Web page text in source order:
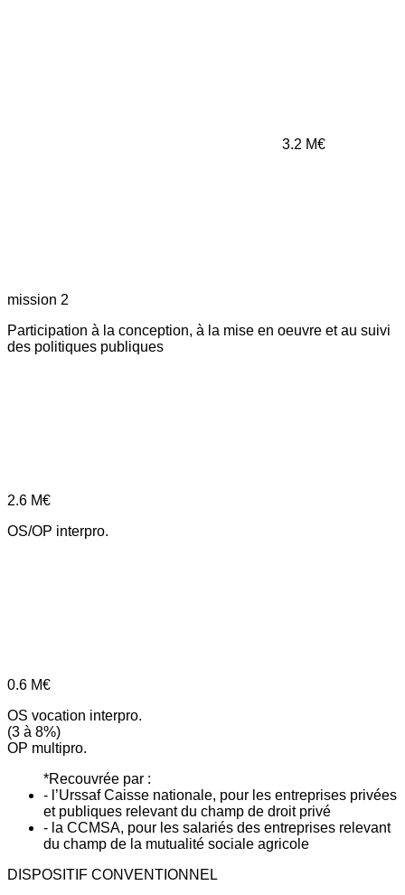
3.2 M€
mission 2
Participation à la conception, à la mise en oeuvre et au suivi
des politiques publiques
2.6 M€
OS/OP interpro.
0.6 M€
OS vocation interpro.
(3 à 8%)
OP multipro.
*Recouvrée par :
- l’Urssaf Caisse nationale, pour les entreprises privées
et publiques relevant du champ de droit privé
- la CCMSA, pour les salariés des entreprises relevant
du champ de la mutualité sociale agricole
DISPOSITIF CONVENTIONNEL